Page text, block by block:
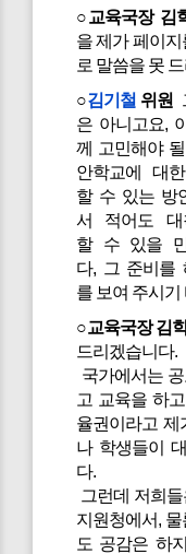
○교육국장 김
을 제가 페이
로 말씀을 못
○김기철 위원
은 아니고요,
께 고민해야
안학교에 대
할 수 있는 방
서 적어도
할 수 있을
다, 그 준비를
를 보여 주시기
○교육국장 김
드리겠습니다.
국가에서는
고 교육을 하
율권이라고 제
나 학생들이
다.
그런데 저희
지원청에서,
도 공감은 하